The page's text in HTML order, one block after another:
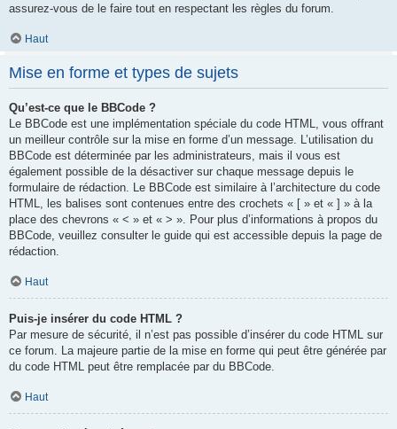
assurez-vous de le faire tout en respectant les règles du forum.
Haut
Mise en forme et types de sujets
Qu’est-ce que le BBCode ?
Le BBCode est une implémentation spéciale du code HTML, vous offrant
un meilleur contrôle sur la mise en forme d’un message. L’utilisation du
BBCode est déterminée par les administrateurs, mais il vous est
également possible de la désactiver sur chaque message depuis le
formulaire de rédaction. Le BBCode est similaire à l’architecture du code
HTML, les balises sont contenues entre des crochets « [ » et « ] » à la
place des chevrons « < » et « > ». Pour plus d’informations à propos du
BBCode, veuillez consulter le guide qui est accessible depuis la page de
rédaction.
Haut
Puis-je insérer du code HTML ?
Par mesure de sécurité, il n’est pas possible d’insérer du code HTML sur
ce forum. La majeure partie de la mise en forme qui peut être générée par
du code HTML peut être remplacée par du BBCode.
Haut